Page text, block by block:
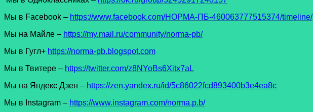
Мы в Facеbook – https://www.facebook.com/НОРМА-ПБ-460063777515374/timeline/
Мы на Майле – https://my.mail.ru/community/norma-pb/
Мы в Гугл+ https://norma-pb.blogspot.com
Мы в Твитере – https://twitter.com/z8NYoBs6Xitx7aL
Мы на Яндекс Дзен – https://zen.yandex.ru/id/5c86022fcd893400b3e4ea8c
Мы в Instagram – https://www.instagram.com/norma.p.b/